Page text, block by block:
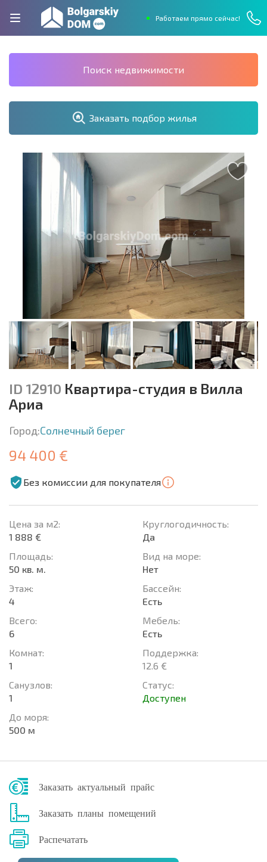
Работаем прямо сейчас!
Поиск недвижимости
Заказать подбор жилья
ID 12910 Квартира-студия в Вилла
Ариа
Город:Солнечный берег
94 400 €
Без комиссии для покупателя
Цена за м2:
1 888 €
Площадь:
50 кв. м.
Этаж:
4
Всего:
6
Комнат:
1
Санузлов:
1
До моря:
500 м
Круглогодичность:
Да
Вид на море:
Нет
Басcейн:
Есть
Мебель:
Есть
Поддержка:
12.6 €
Статус:
Доступен
Заказать актуальный прайс
Заказать планы помещений
Распечатать